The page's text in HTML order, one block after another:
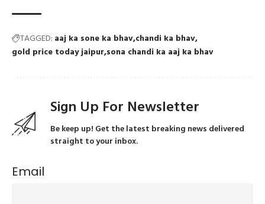
TAGGED: aaj ka sone ka bhav chandi ka bhav
gold price today jaipur sona chandi ka aaj ka bhav
Sign Up For Newsletter
Be keep up! Get the latest breaking news delivered
straight to your inbox.
Email